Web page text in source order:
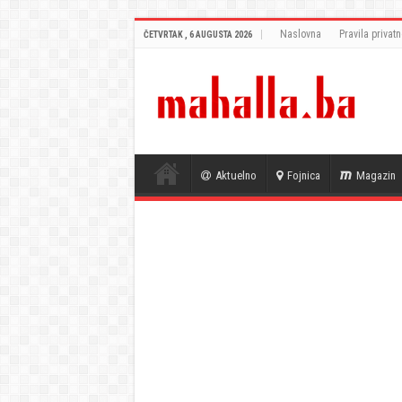
ČETVRTAK , 6 AUGUSTA 2026 Naslovna Pravila
Aktuelno Fojnica Magazin